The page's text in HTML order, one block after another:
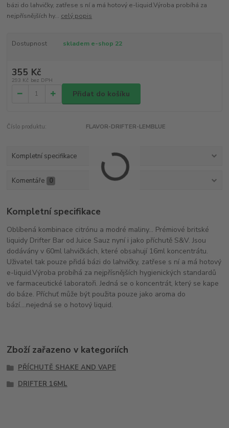
bázi do lahvičky, zatřese s ní a má hotový e-liquid.Výroba probíhá za
nejpřísnějších hy... celý popis
Dostupnost skladem e-shop 22
355 Kč
293 Kč bez DPH
Přidat do košíku
Číslo produktu: FLAVOR-DRIFTER-LEMBLUE
Kompletní specifikace
Komentáře 0
Kompletní specifikace
Oblíbená kombinace citrónu a modré maliny... Prémiové britské
liquidy Drifter Bar od Juice Sauz nyní i jako příchutě S&V. Jsou
dodávány v 60ml lahvičkách, které obsahují 16ml koncentrátu.
Uživatel tak pouze přidá bázi do lahvičky, zatřese s ní a má hotový
e-liquid.Výroba probíhá za nejpřísnějších hygienických standardů
ve farmaceutické laboratoři. Jedná se o koncentrát, který se kape
do báze. Příchuť může být použita pouze jako aroma do
bází....nejedná se o hotový liquid.
Zboží zařazeno v kategoriích
PŘÍCHUTĚ SHAKE AND VAPE
DRIFTER 16ML